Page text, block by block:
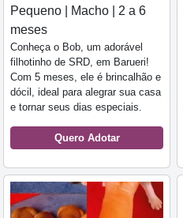
Pequeno | Macho | 2 a 6
meses
Conheça o Bob, um adorável
filhotinho de SRD, em Barueri!
Com 5 meses, ele é brincalhão e
dócil, ideal para alegrar sua casa
e tornar seus dias especiais.
Quero Adotar